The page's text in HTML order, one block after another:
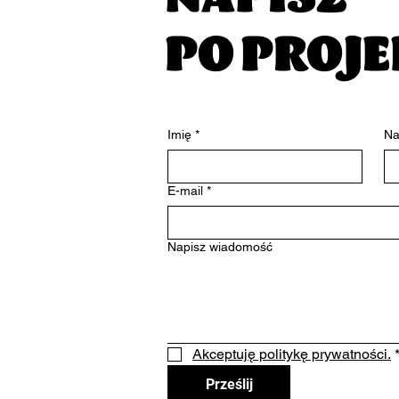
PO
Imię *
E-mail *
Napisz wiadomość
Akceptuję politykę prywatności. *
Prześlij